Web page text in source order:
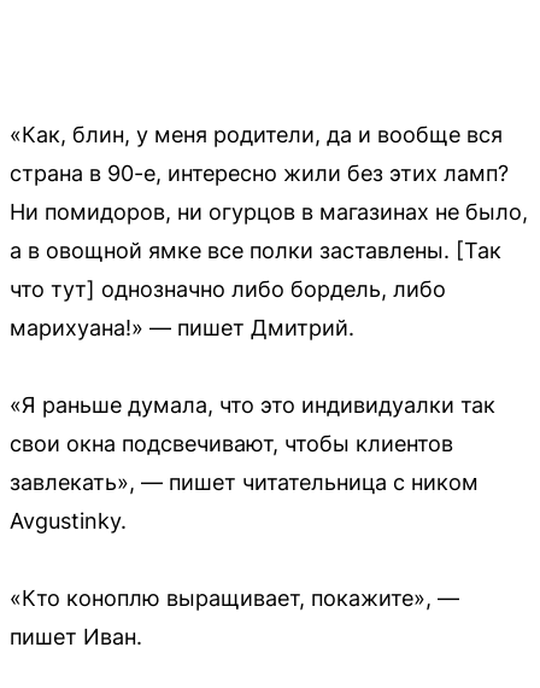
«Как, блин, у меня родители, да и вообще вся
страна в 90-е, интересно жили без этих ламп?
Ни помидоров, ни огурцов в магазинах не было,
а в овощной ямке все полки заставлены. [Так
что тут] однозначно либо бордель, либо
марихуана!» — пишет Дмитрий.
«Я раньше думала, что это индивидуалки так
свои окна подсвечивают, чтобы клиентов
завлекать», — пишет читательница с ником
Avgustinky.
«Кто коноплю выращивает, покажите», —
пишет Иван.